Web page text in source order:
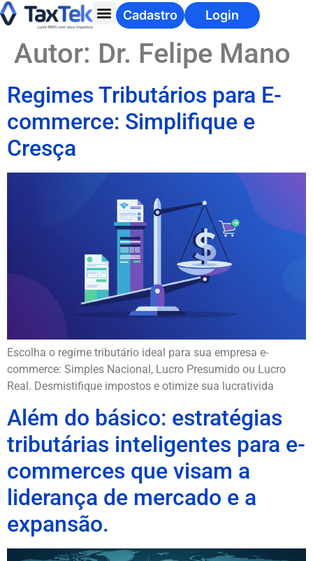
Cadastro Login
Autor: Dr. Felipe Mano
Regimes Tributários para E-
commerce: Simplifique e
Cresça
Escolha o regime tributário ideal para sua empresa e-
commerce: Simples Nacional, Lucro Presumido ou Lucro
Real. Desmistifique impostos e otimize sua lucrativida
Além do básico: estratégias
tributárias inteligentes para e-
commerces que visam a
liderança de mercado e a
expansão.